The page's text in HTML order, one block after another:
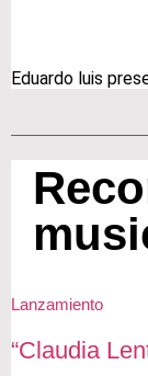
Eduardo luis
Lanzamiento
“Claudia